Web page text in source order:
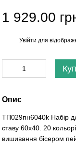
1 929.00
Увійти для
Опис
ТП029пн6040k Набір
ставу 60х40. 20
вишивання бісером